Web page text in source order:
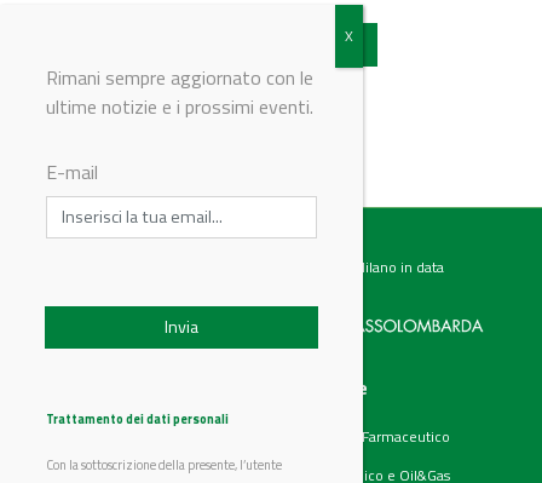
Vedi tutti gli articoli
Testata giornalistica registrata presso il Tribunale di Milano in data
Chi siamo
Prodotti
Aziende
Categorie
Chimico e Farmaceutico
Petrolchimico e Oil&Gas
Rimani sempre aggiornato con le
ultime notizie e i prossimi eventi.
E-mail
Trattamento dei dati personali
Con la sottoscrizione della presente, l’utente